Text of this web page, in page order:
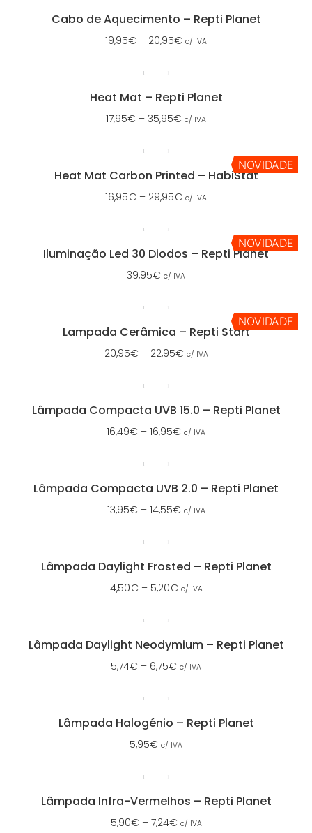
Cabo de Aquecimento – Repti Planet
19,95€ – 20,95€ c/ IVA
Heat Mat – Repti Planet
17,95€ – 35,95€ c/ IVA
NOVIDADE
Heat Mat Carbon Printed – HabiStat
16,95€ – 29,95€ c/ IVA
NOVIDADE
Iluminação Led 30 Diodos – Repti Planet
39,95€ c/ IVA
NOVIDADE
Lampada Cerâmica – Repti Start
20,95€ – 22,95€ c/ IVA
Lâmpada Compacta UVB 15.0 – Repti Planet
16,49€ – 16,95€ c/ IVA
Lâmpada Compacta UVB 2.0 – Repti Planet
13,95€ – 14,55€ c/ IVA
Lâmpada Daylight Frosted – Repti Planet
4,50€ – 5,20€ c/ IVA
Lâmpada Daylight Neodymium – Repti Planet
5,74€ – 6,75€ c/ IVA
Lâmpada Halogénio – Repti Planet
5,95€ c/ IVA
Lâmpada Infra-Vermelhos – Repti Planet
5,90€ – 7,24€ c/ IVA